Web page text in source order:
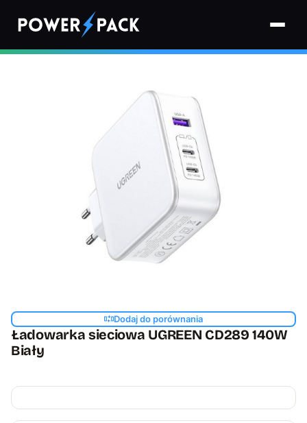
Strona główna›Ładowarki
Ładowarka sieciowa UGREEN CD289 140W Biały
Dodaj do porównania
Ładowarka sieciowa UGREEN CD289 140W
Biały